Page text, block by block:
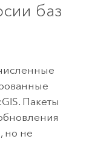
баз
Пакеты
но не